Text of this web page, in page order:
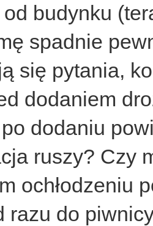
budynku
spadnie
się pytania,
dodaniem
dodaniu
ruszy? Czy
ochłodzeniu
razu do